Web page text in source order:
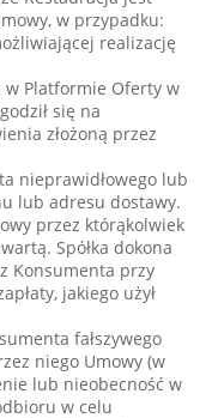
w przypadku:
realizację
w Platformie Oferty w
się na
złożoną przez
nieprawidłowego lub
lub adresu dostawy.
przez którąkolwiek
Spółka dokona
Konsumenta przy
jakiego użył
fałszywego
niego Umowy (w
lub nieobecność w
w celu